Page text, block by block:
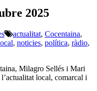
2025
actualitat, Cocentaina,
, noticies, política, ràdio,
Milagro Sellés i Mari
local, comarcal i